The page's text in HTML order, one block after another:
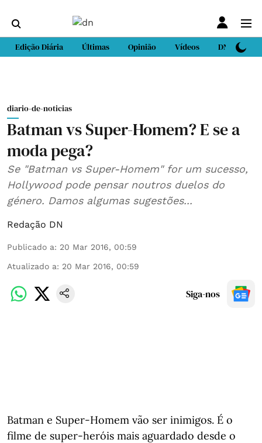
Edição Diária Últimas Opinião Vídeos DN Sport
diario-de-noticias
Batman vs Super-Homem? E se a
moda pega?
Se "Batman vs Super-Homem" for um sucesso,
Hollywood pode pensar noutros duelos do
género. Damos algumas sugestões...
Redação DN
Publicado a: 20 Mar 2016, 00:59
Atualizado a: 20 Mar 2016, 00:59
Siga-nos
Batman e Super-Homem vão ser inimigos. É o
filme de super-heróis mais aguardado desde o